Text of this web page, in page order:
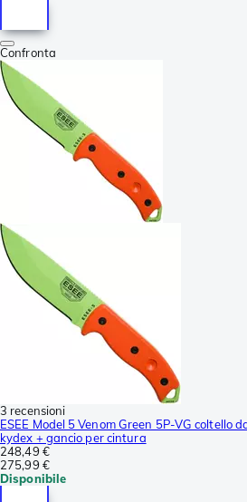
Confronta
3 recensioni
ESEE Model 5 Venom Green 5P-VG coltello
kydex + gancio per cintura
248,49 €
275,99 €
Disponibile